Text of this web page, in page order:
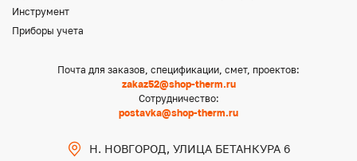
Инструмент
Приборы учета
Почта для заказов, спецификации, смет, проектов:
zakaz52@shop-therm.ru
Сотрудничество:
postavka@shop-therm.ru
Н. НОВГОРОД, УЛИЦА БЕТАНКУРА 6